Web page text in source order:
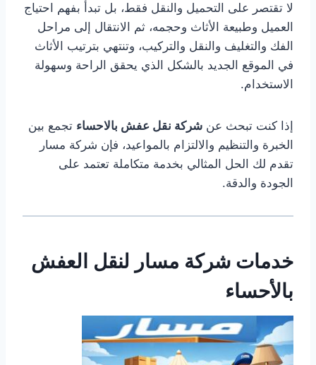
لا تقتصر على التحميل والنقل فقط، بل تبدأ بفهم احتياج
العميل وطبيعة الأثاث وحجمه، ثم الانتقال إلى مراحل
الفك والتغليف والنقل والتركيب، وتنتهي بترتيب الأثاث
في الموقع الجديد بالشكل الذي يحقق الراحة وسهولة
الاستخدام.
إذا كنت تبحث عن شركة نقل عفش بالاحساء تجمع بين
الخبرة والتنظيم والالتزام بالمواعيد، فإن شركة مسار
تقدم لك الحل المثالي بخدمة متكاملة تعتمد على
الجودة والدقة.
خدمات شركة مسار لنقل العفش
بالأحساء